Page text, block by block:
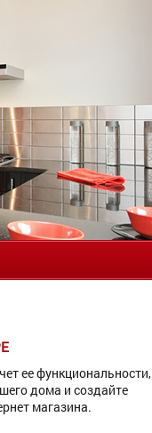
ее функциональности,
дома и создайте
магазина.